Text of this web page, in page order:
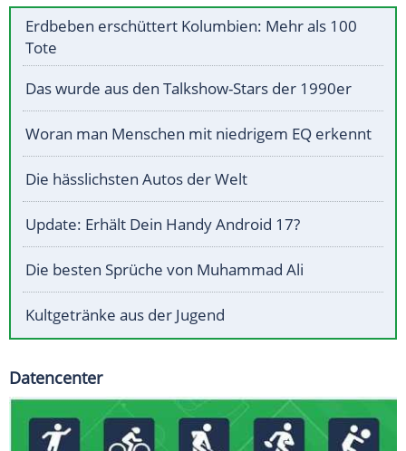
Erdbeben erschüttert Kolumbien: Mehr als 100
Tote
Das wurde aus den Talkshow-Stars der 1990er
Woran man Menschen mit niedrigem EQ erkennt
Die hässlichsten Autos der Welt
Update: Erhält Dein Handy Android 17?
Die besten Sprüche von Muhammad Ali
Kultgetränke aus der Jugend
Datencenter